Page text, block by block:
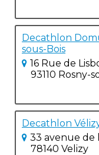
Decathlon
sous-Bois
16 Rue de
93110 Rosny-
Decathlon
33 avenue de
78140 Velizy